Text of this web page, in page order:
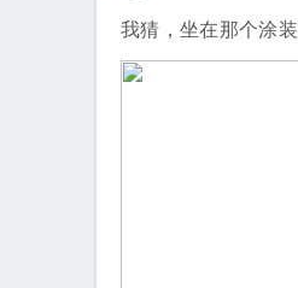
我猜，坐在那个涂